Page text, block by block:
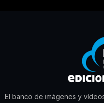
El banco de imágenes y